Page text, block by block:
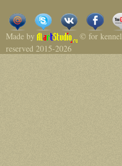
Made by © for kennel
reserved 2015-2026